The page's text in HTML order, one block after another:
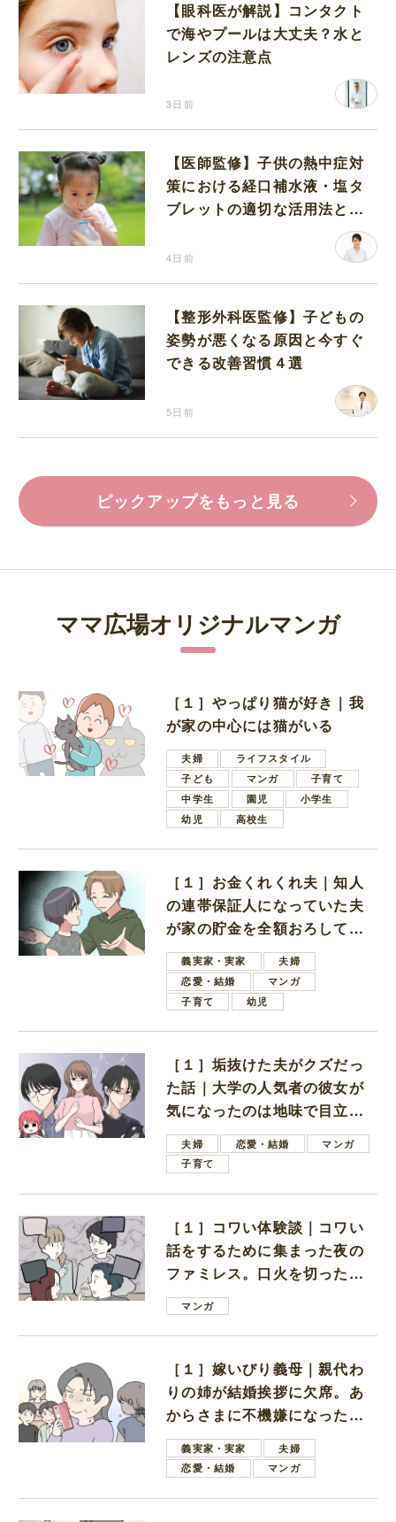
【眼科医が解説】コンタクト
で海やプールは大丈夫？水と
レンズの注意点
3日前
【医師監修】子供の熱中症対
策における経口補水液・塩タ
ブレットの適切な活用法と水
4日前
【整形外科医監修】子どもの
姿勢が悪くなる原因と今すぐ
できる改善習慣４選
5日前
ピックアップをもっと見る
ママ広場オリジナルマンガ
［１］やっぱり猫が好き｜我
が家の中心には猫がいる
夫婦
ライフスタイル
子ども
マンガ
子育て
中学生
園児
小学生
幼児
高校生
［１］お金くれくれ夫｜知人
の連帯保証人になっていた夫
が家の貯金を全額おろしてほ
しいと言ってきた
義実家・実家
夫婦
恋愛・結婚
マンガ
子育て
幼児
［１］垢抜けた夫がクズだっ
た話｜大学の人気者の彼女が
気になったのは地味で目立た
ない男子学生
夫婦 恋愛・結婚
マンガ
子育て
［１］コワい体験談｜コワい
話をするために集まった夜の
ファミレス。口火を切ったの
は電車好きの男の子ママ
マンガ
［１］嫁いびり義母｜親代わ
りの姉が結婚挨拶に欠席。あ
からさまに不機嫌になった義
母義実家・実家
夫婦
恋愛・結婚
マンガ